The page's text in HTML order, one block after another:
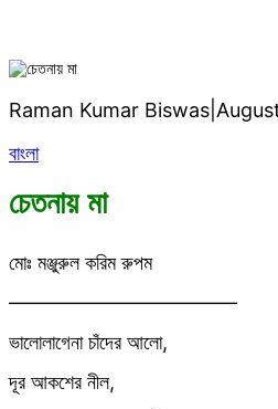
Raman Kumar Biswas
বাংলা
চেতনায় মা
মোঃ মঞ্জুরুল করিম রুপম
———————————–
ভালোলাগেনা চাঁদের আলো,
দূর আকশের নীল,